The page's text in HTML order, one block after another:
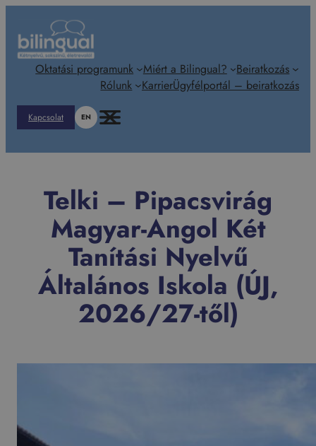
tartalomhoz
Oktatási programunk Miért a Bilingual?
Beiratkozás
Rólunk
KarrierÜgyfélportál – beiratkozás
Kapcsolat EN
Telki – Pipacsvirág
Magyar-Angol Két
Tanítási Nyelvű
Általános Iskola (ÚJ,
2026/27-től)